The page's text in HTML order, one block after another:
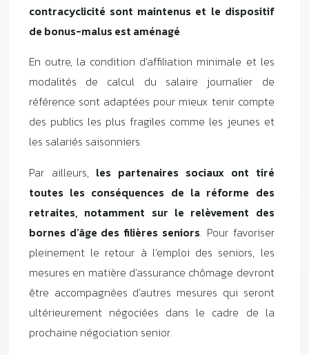
contracyclicité sont maintenus et le dispositif
de bonus-malus est aménagé.
En outre, la condition d’affiliation minimale et les
modalités de calcul du salaire journalier de
référence sont adaptées pour mieux tenir compte
des publics les plus fragiles comme les jeunes et
les salariés saisonniers.
Par ailleurs, les partenaires sociaux ont tiré
toutes les conséquences de la réforme des
retraites, notamment sur le relèvement des
bornes d’âge des filières seniors. Pour favoriser
pleinement le retour à l’emploi des seniors, les
mesures en matière d’assurance chômage devront
être accompagnées d’autres mesures qui seront
ultérieurement négociées dans le cadre de la
prochaine négociation senior.